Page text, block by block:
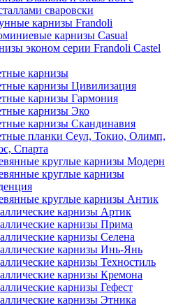
сваровски
карнизы Frandoli
карнизы Casual
эконом серии Frandoli Castel
карнизы
карнизы Цивилизация
карнизы Гармония
карнизы Эко
карнизы Скандинавия
планки Сеул, Токио, Олимп,
Спарта
круглые карнизы Модерн
круглые карнизы
круглые карнизы Антик
карнизы Артик
карнизы Прима
карнизы Селена
карнизы Инь-Янь
карнизы Техностиль
карнизы Кремона
карнизы Гефест
карнизы Этника